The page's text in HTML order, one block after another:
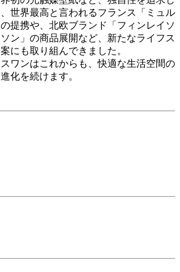
世界最高と言われるフランス「ミュル
提携や、北欧ブランド「フィンレイソ
ン」の商品展開など、新たなライフス
にも取り組んできました。
ワンはこれからも、快適な生活空間の
化を続けます。